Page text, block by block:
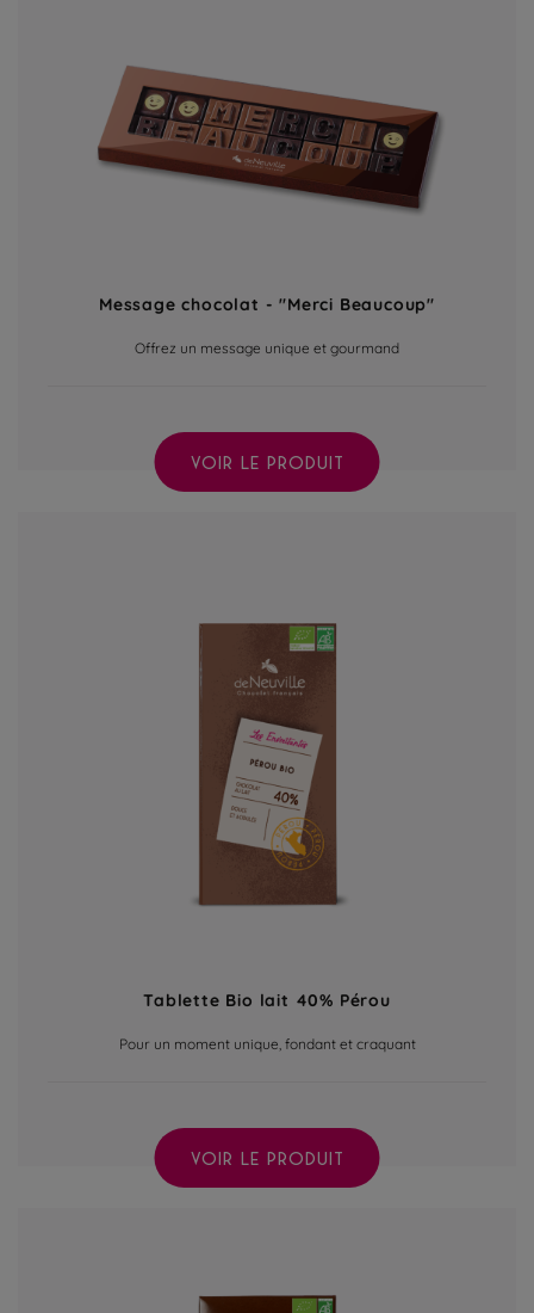
Message chocolat - "Merci Beaucoup"
Offrez un message unique et gourmand
VOIR LE PRODUIT
Tablette Bio lait 40% Pérou
Pour un moment unique, fondant et craquant
VOIR LE PRODUIT